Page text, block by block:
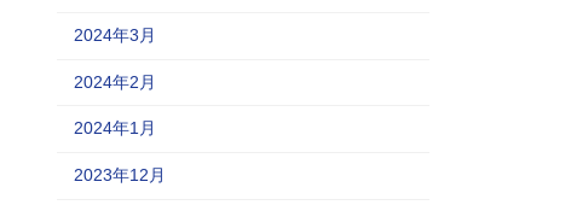
2024年3月
2024年2月
2024年1月
2023年12月